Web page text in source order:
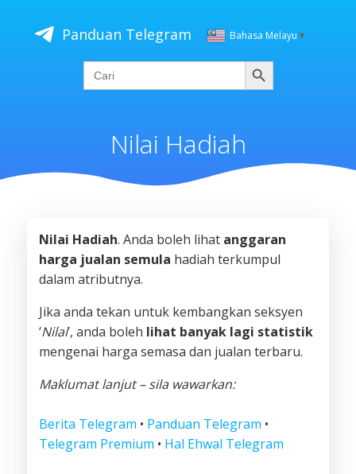
to
content
Panduan Telegram Bahasa Melayu▼
Search
for:
Cari
Nilai Hadiah
Nilai Hadiah. Anda boleh lihat anggaran
harga jualan semula hadiah terkumpul
dalam atributnya.
Jika anda tekan untuk kembangkan seksyen
‘Nilai’, anda boleh lihat banyak lagi statistik
mengenai harga semasa dan jualan terbaru.
Maklumat lanjut – sila wawarkan:
Berita Telegram • Panduan Telegram •
Telegram Premium • Hal Ehwal Telegram